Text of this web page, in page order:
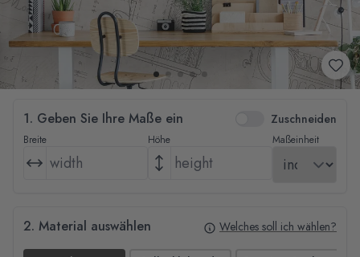
1. Geben Sie Ihre Maße ein Zuschneiden
Breite Höhe Maßeinheit
2. Material auswählen Welches soll ich wählen?